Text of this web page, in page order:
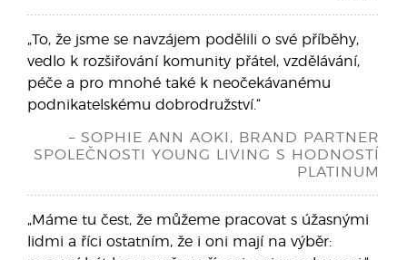
„To, že jsme se navzájem podělili o své příběhy,
vedlo k rozšiřování komunity přátel, vzdělávání,
péče a pro mnohé také k neočekávanému
podnikatelskému dobrodružství.“
– SOPHIE ANN AOKI, BRAND PARTNER
SPOLEČNOSTI YOUNG LIVING S HODNOSTÍ
PLATINUM
„Máme tu čest, že můžeme pracovat s úžasnými
lidmi a říci ostatním, že i oni mají na výběr: